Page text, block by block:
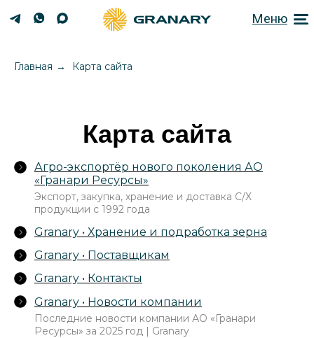
Меню
Главная → Карта сайта
Карта сайта
Агро-экспортёр нового поколения АО
«Гранари Ресурсы»
Экспорт, закупка, хранение и доставка С/Х
продукции с 1992 года
Granary • Хранение и подработка зерна
Granary • Поставщикам
Granary • Контакты
Granary • Новости компании
Последние новости компании АО «Гранари
Ресурсы» за 2025 год | Granary